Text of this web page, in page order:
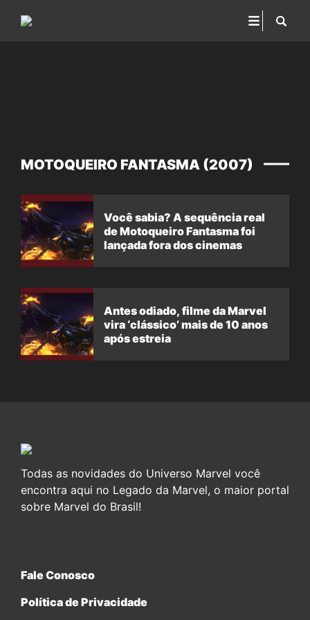
MOTOQUEIRO FANTASMA (2007)
Você sabia? A sequência real
de Motoqueiro Fantasma foi
lançada fora dos cinemas
Antes odiado, filme da Marvel
vira ‘clássico’ mais de 10 anos
após estreia
Todas as novidades do Universo Marvel você
encontra aqui no Legado da Marvel, o maior portal
sobre Marvel do Brasil!
Fale Conosco
Política de Privacidade